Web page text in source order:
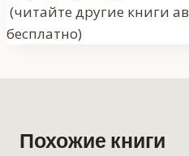
записи:
(читайте другие книги
бесплатно)
Похожие книги